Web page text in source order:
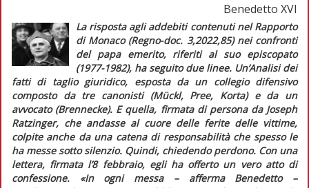
Benedetto XVI
La risposta agli addebiti contenuti nel Rapporto
di Monaco (Regno-doc. 3,2022,85) nei confronti
del papa emerito, riferiti al suo episcopato
(1977-1982), ha seguito due linee. Un’Analisi dei
fattidi taglio giuridico, esposta da un collegio difensivo
composto da tre canonisti (Mückl, Pree, Korta) e da un
avvocato (Brennecke). E quella, firmata di persona da Joseph
Ratzinger, che andasse al cuore delle ferite delle vittime,
colpite anche da una catena di responsabilità che spesso le
ha messe sotto silenzio. Quindi, chiedendo perdono. Con una
lettera, firmata l’8 febbraio, egli ha offerto un vero atto di
confessione. «In ogni messa – afferma Benedetto –